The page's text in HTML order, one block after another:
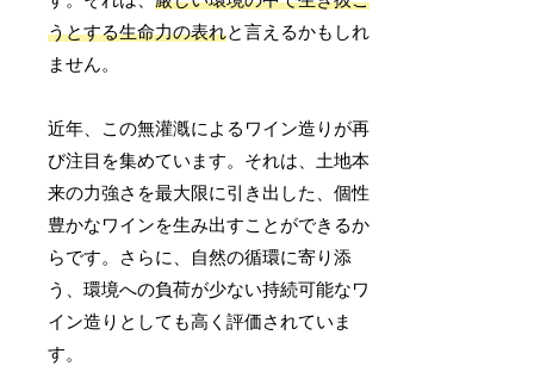
うとする生命力の表れと言えるかもしれ
ません。
近年、この無灌漑によるワイン造りが再
び注目を集めています。それは、土地本
来の力強さを最大限に引き出した、個性
豊かなワインを生み出すことができるか
らです。さらに、自然の循環に寄り添
う、環境への負荷が少ない持続可能なワ
イン造りとしても高く評価されていま
す。